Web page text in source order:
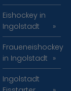
Eishockey in
Ingolstadt
Fraueneishockey
in Ingolstadt
Ingolstadt